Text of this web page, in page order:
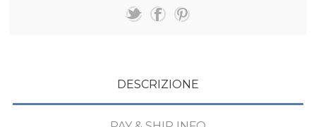
DESCRIZIONE